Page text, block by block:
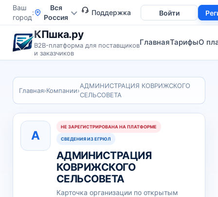
Ваш
город
Вся
Россия
Войти
Поддержка
КПшка.ру
B2B-платформа для поставщиков
и заказчиков
ГлавнаяТарифыО
Главная›Компании›
АДМИНИСТРАЦИЯ КОВРИЖСКОГО
СЕЛЬСОВЕТА
А
НЕ ЗАРЕГИСТРИРОВАНА НА ПЛАТФОРМЕ
СВЕДЕНИЯ ИЗ ЕГРЮЛ
АДМИНИСТРАЦИЯ
КОВРИЖСКОГО
СЕЛЬСОВЕТА
Карточка организации по открытым